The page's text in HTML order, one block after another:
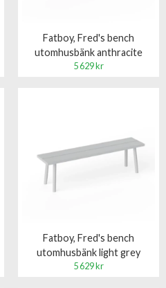
Fatboy, Fred's bench
utomhusbänk anthracite
5 629 kr
Fatboy, Fred's bench
utomhusbänk light grey
5 629 kr